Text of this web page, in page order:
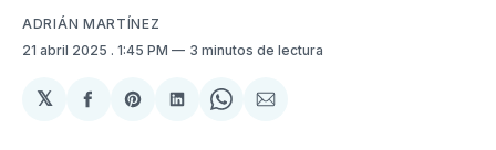
ADRIÁN MARTÍNEZ
21 abril 2025 . 1:45 PM 3 minutos de lectura
𝕏
Compartir
ShareCompartir
ShareCompartir